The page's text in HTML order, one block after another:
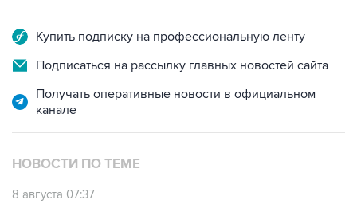
Купить подписку на профессиональную ленту
Подписаться на рассылку главных новостей сайта
Получать оперативные новости в официальном
канале
НОВОСТИ ПО ТЕМЕ
8 августа 07:37